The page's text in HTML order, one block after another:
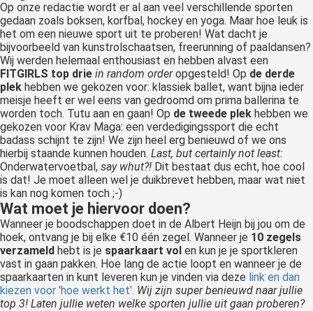
Op onze redactie wordt er al aan veel verschillende sporten
gedaan zoals boksen, korfbal, hockey en yoga. Maar hoe leuk is
het om een nieuwe sport uit te proberen! Wat dacht je
bijvoorbeeld van kunstrolschaatsen, freerunning of paaldansen?
Wij werden helemaal enthousiast en hebben alvast een
FITGIRLS top drie in random orderopgesteld! Op de derde
plek hebben we gekozen voor: klassiek ballet, want bijna ieder
meisje heeft er wel eens van gedroomd om prima ballerina te
worden toch. Tutu aan en gaan! Op de tweede plek hebben we
gekozen voor Krav Maga: een verdedigingssport die echt
badass schijnt te zijn! We zijn heel erg benieuwd of we ons
hierbij staande kunnen houden. Last, but certainly not least:
Onderwatervoetbal, say whut?! Dit bestaat dus echt, hoe cool
is dat! Je moet alleen wel je duikbrevet hebben, maar wat niet
is kan nog komen toch ;-)
Wat moet je hiervoor doen?
Wanneer je boodschappen doet in de Albert Heijn bij jou om de
hoek, ontvang je bij elke €10 één zegel. Wanneer je 10 zegels
verzameld hebt is je spaarkaart vol en kun je je sportkleren
vast in gaan pakken. Hoe lang de actie loopt en wanneer je de
spaarkaarten in kunt leveren kun je vinden via deze link en dan
kiezen voor 'hoe werkt het'. Wij zijn super benieuwd naar jullie
top 3! Laten jullie weten welke sporten jullie uit gaan proberen?